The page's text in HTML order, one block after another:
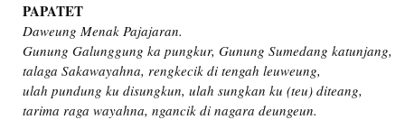
PAPATET
Daweung Menak Pajajaran.
Gunung Galunggung ka pungkur, Gunung Sumedang katunjang,
talaga Sakawayahna, rengkecik di tengah leuweung,
ulah pundung ku disungkun, ulah sungkan ku (teu) diteang,
tarima raga wayahna, ngancik di nagara deungeun.